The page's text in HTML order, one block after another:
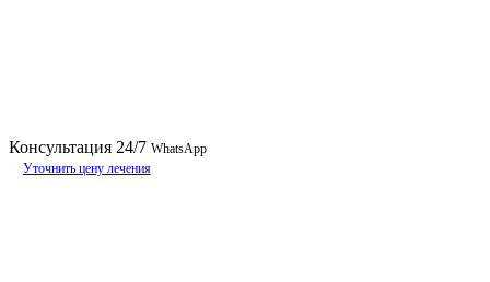
Консультация 24/7 WhatsApp
Уточнить цену лечения